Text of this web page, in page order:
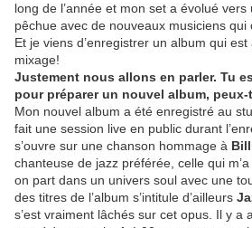
long de l’année et mon set a évolué
pêchue avec de nouveaux musiciens qui
Et je viens d’enregistrer un album qui
mixage!
Justement nous allons en parler. Tu
pour préparer un nouvel album,
Mon nouvel album a été enregistré au
fait une session live en public durant
s’ouvre sur une chanson hommage à
chanteuse de jazz préférée, celle qui
on part dans un univers soul avec une
des titres de l’album s’intitule d’ailleurs
s’est vraiment lâchés sur cet opus. Il y a